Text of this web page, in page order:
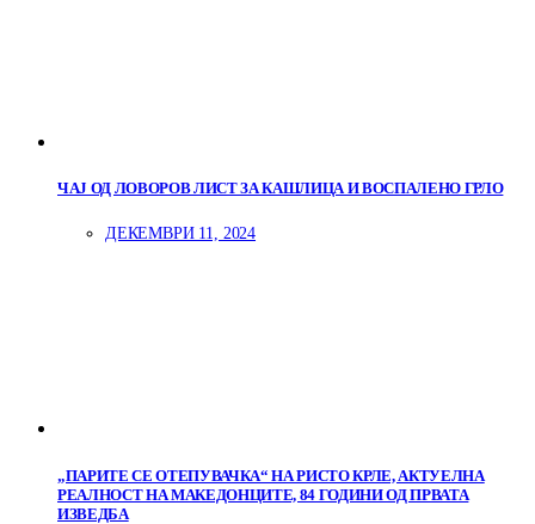
ЧАЈ ОД ЛОВОРОВ ЛИСТ ЗА КАШЛИЦА И ВОСПАЛЕНО ГРЛО
ДЕКЕМВРИ 11, 2024
„ПАРИТЕ СЕ ОТЕПУВАЧКА“ НА РИСТО КРЛЕ, АКТУЕЛНА
РЕАЛНОСТ НА МАКЕДОНЦИТЕ, 84 ГОДИНИ ОД ПРВАТА
ИЗВЕДБА